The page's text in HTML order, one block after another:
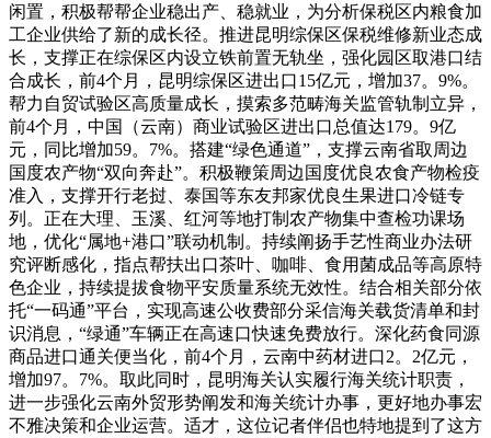
闲置，积极帮帮企业稳出产、稳就业，为分析保税区内粮食加
工企业供给了新的成长径。推进昆明综保区保税维修新业态成
长，支撑正在综保区内设立铁前置无轨坐，强化园区取港口结
合成长，前4个月，昆明综保区进出口15亿元，增加37。9%。
帮力自贸试验区高质量成长，摸索多范畴海关监管轨制立异，
前4个月，中国（云南）商业试验区进出口总值达179。9亿
元，同比增加59。7%。搭建“绿色通道”，支撑云南省取周边
国度农产物“双向奔赴”。积极鞭策周边国度优良农食产物检疫
准入，支撑开行老挝、泰国等东友邦家优良生果进口冷链专
列。正在大理、玉溪、红河等地打制农产物集中查检功课场
地，优化“属地+港口”联动机制。持续阐扬手艺性商业办法研
究评断感化，指点帮扶出口茶叶、咖啡、食用菌成品等高原特
色企业，持续提拔食物平安质量系统无效性。结合相关部分依
托“一码通”平台，实现高速公收费部分采信海关载货清单和封
识消息，“绿通”车辆正在高速口快速免费放行。深化药食同源
商品进口通关便当化，前4个月，云南中药材进口2。2亿元，
增加97。7%。取此同时，昆明海关认实履行海关统计职责，
进一步强化云南外贸形势阐发和海关统计办事，更好地办事宏
不雅决策和企业运营。适才，这位记者伴侣也特地提到了这方